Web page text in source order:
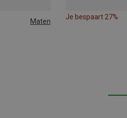
Maten
Je bespaart 27%